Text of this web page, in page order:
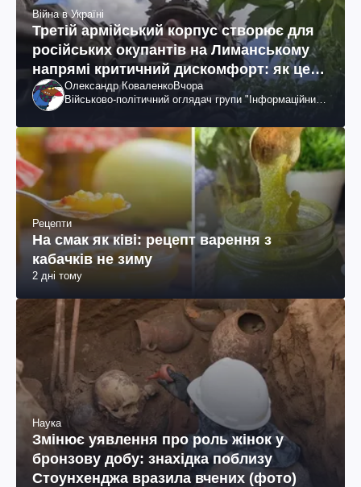
Війна в Україні
Третій армійський корпус створює для
російських окупантів на Лиманському
напрямі критичний дискомфорт: як це
вдалосяОлександр КоваленкоВчора
Військово-політичний оглядач групи "Інформаційний
Рецепти
На смак як ківі: рецепт варення з
кабачків не зиму
2 дні тому
Наука
Змінює уявлення про роль жінок у
бронзову добу: знахідка поблизу
Стоунхенджа вразила вчених (фото)